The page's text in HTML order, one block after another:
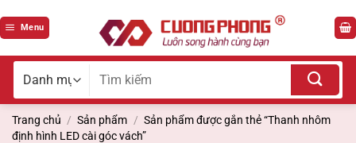
qua
Menu
Tìm
Trang chủ / Sản phẩm / Sản phẩm được gắn thẻ “Thanh nhôm
định hình LED cài góc vách”